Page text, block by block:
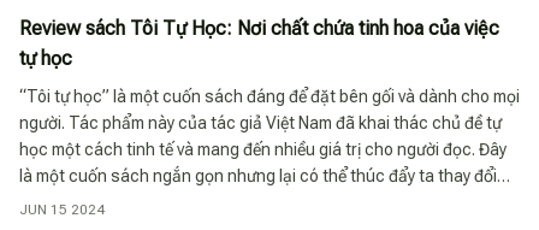
Review sách Tôi Tự Học: Nơi chất chứa tinh hoa của việc
tự học
“Tôi tự học” là một cuốn sách đáng để đặt bên gối và dành cho mọi
người. Tác phẩm này của tác giả Việt Nam đã khai thác chủ đề tự
học một cách tinh tế và mang đến nhiều giá trị cho người đọc. Đây
là một cuốn sách ngắn gọn nhưng lại có thể thúc đẩy ta thay đổi
quan niệm về việc tự học và khuyến khích ta luôn cải thiện bản thân
JUN 15 2024